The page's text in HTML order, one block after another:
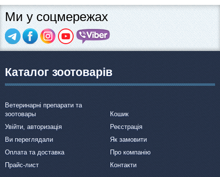
Ми у соцмережах
Каталог зоотоварів
Ветеринарні препарати та
зоотовары
Кошик
Увійти, авторизація
Реєстрація
Ви переглядали
Як замовити
Оплата та доставка
Про компанію
Прайс-лист
Контакти